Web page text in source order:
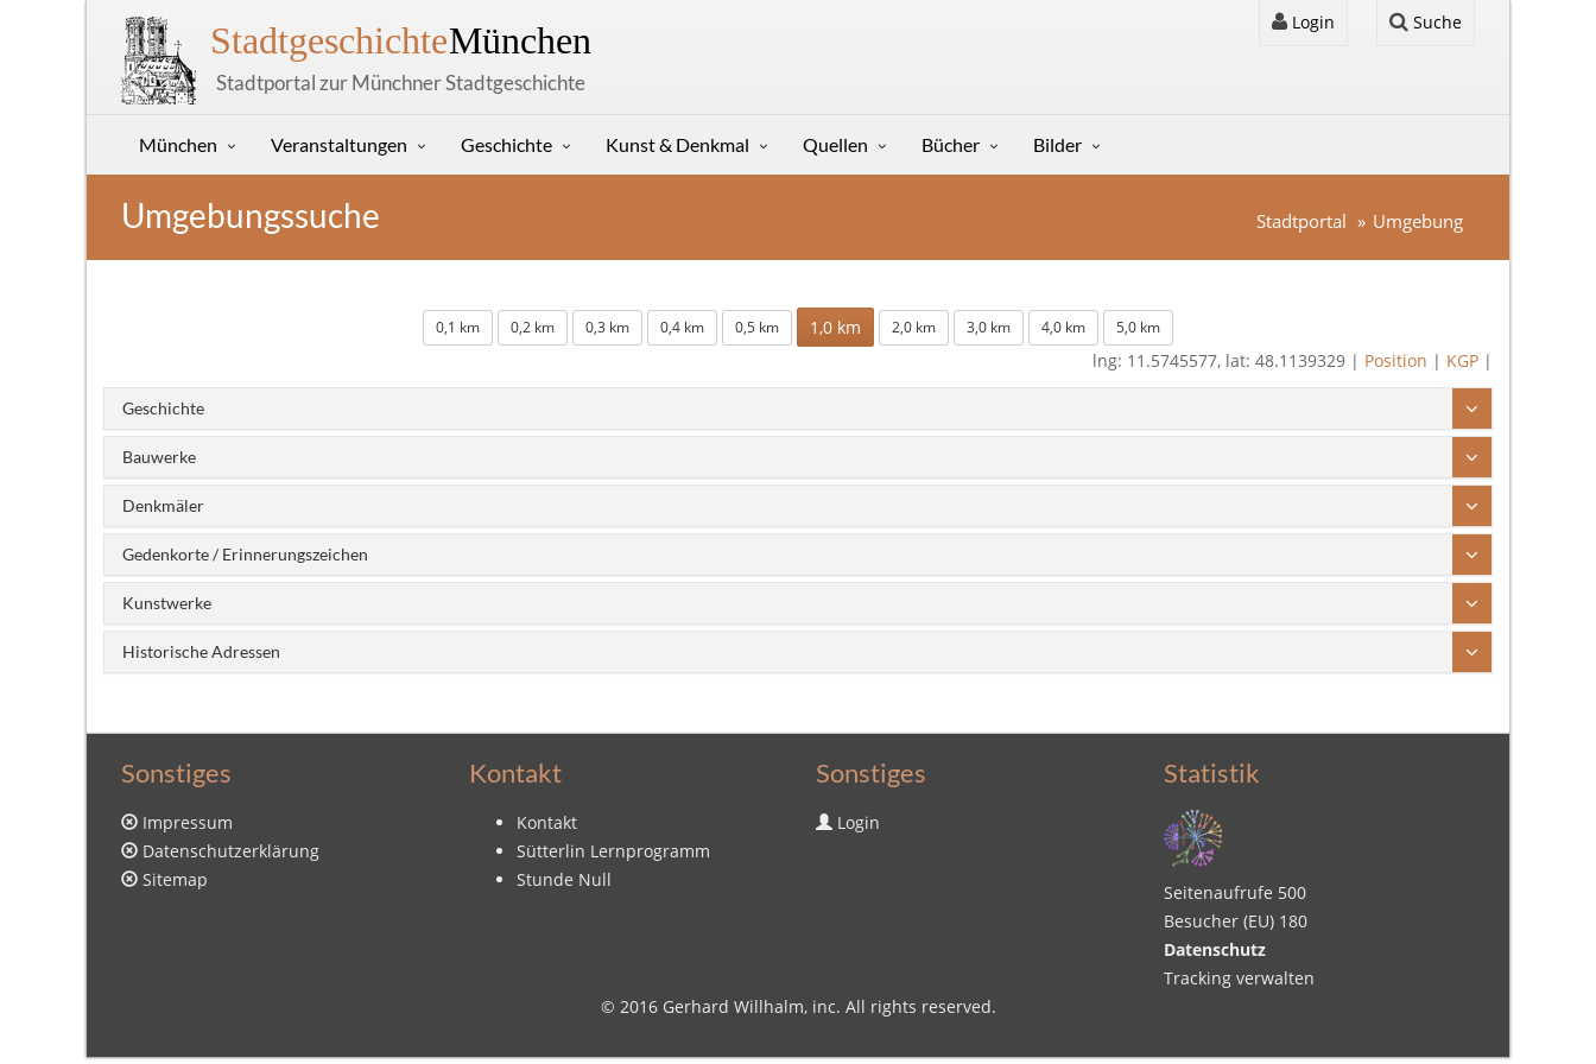
StadtgeschichteMünchen
Stadtportal zur Münchner Stadtgeschichte
Login Suche
München Veranstaltungen Geschichte Kunst & Denkmal Quellen Bücher Bilder
Umgebungssuche Stadtportal Umgebung
0,1 km 0,2 km 0,3 km 0,4 km 0,5 km 1,0 km 2,0 km 3,0 km 4,0 km 5,0 km
lng: 11.5745577, lat: 48.1139329 | Position | KGP |
Geschichte
Bauwerke
Denkmäler
Gedenkorte / Erinnerungszeichen
Kunstwerke
Historische Adressen
Sonstiges
Impressum
Datenschutzerklärung
Sitemap
Kontakt
Kontakt
Sütterlin Lernprogramm
Stunde Null
Sonstiges
Login
Statistik
Seitenaufrufe 500
Besucher (EU) 180
Datenschutz
Tracking verwalten
© 2016 Gerhard Willhalm, inc. All rights reserved.